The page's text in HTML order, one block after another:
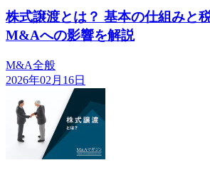
株式譲渡とは？ 基本の仕組みと
M&Aへの影響を解説
M&A全般
2026年02月16日